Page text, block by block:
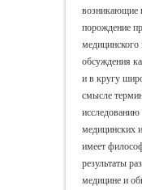
возникающие
порождение
медицинского
обсуждения
и в кругу
смысле
исследованию
медицинских
имеет
результаты
медицине и